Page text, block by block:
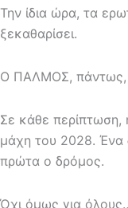
Την ίδια ώρα, τα
ξεκαθαρίσει.
Ο ΠΑΛΜΟΣ, πάντως,
Σε κάθε περίπτωση,
μάχη του 2028. Ένα
πρώτα ο δρόμος.
Όχι όμως για